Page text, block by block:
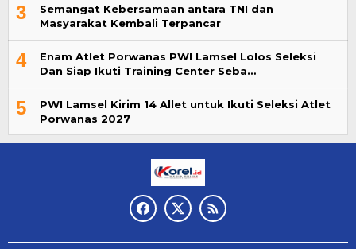
3
Semangat Kebersamaan antara TNI dan
Masyarakat Kembali Terpancar
4
Enam Atlet Porwanas PWI Lamsel Lolos Seleksi
Dan Siap Ikuti Training Center Seba…
5
PWI Lamsel Kirim 14 Allet untuk Ikuti Seleksi Atlet
Porwanas 2027